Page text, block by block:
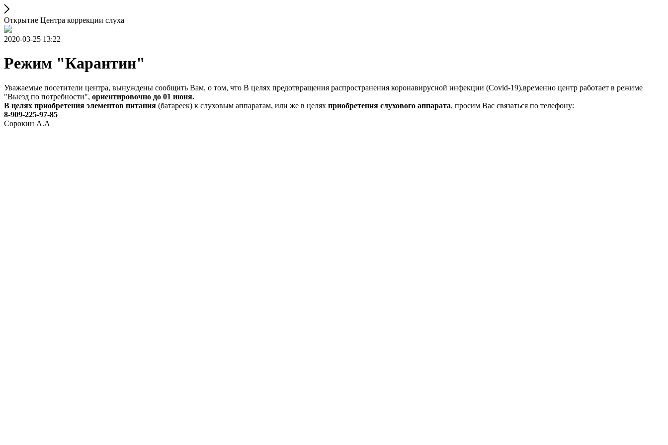
Открытие Центра коррекции слуха
2020-03-25 13:22
Режим "Карантин"
Уважаемые посетители центра, вынуждены сообщить Вам, о том, что В целях предотвращения распространения коронавирусной инфекции (Covid-19),временно центр работает в режиме
"Выезд по потребности", ориентировочно до 01 июня.
В целях приобретения элементов питания (батареек) к слуховым аппаратам, или же в целях приобретения слухового аппарата, просим Вас связаться по телефону:
8-909-225-97-85
Сорокин А.А